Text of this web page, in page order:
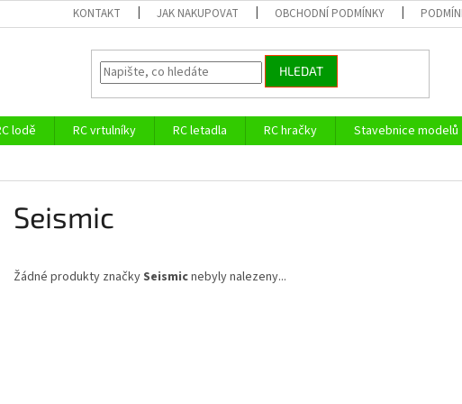
KONTAKT JAK NAKUPOVAT OBCHODNÍ PODMÍNKY
HLEDAT
lodě RC vrtulníky RC letadla RC hračky Stavebnice modelů
Seismic
Žádné produkty značkySeismicnebyly nalezeny...